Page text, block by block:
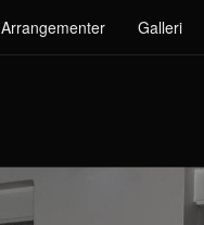
Arrangementer Galleri